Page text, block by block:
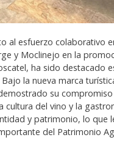
al esfuerzo colaborativo
y Moclinejo en la
ha sido destacado
la nueva marca
su
cultura del vino y la
y patrimonio, lo que
del Patrimonio